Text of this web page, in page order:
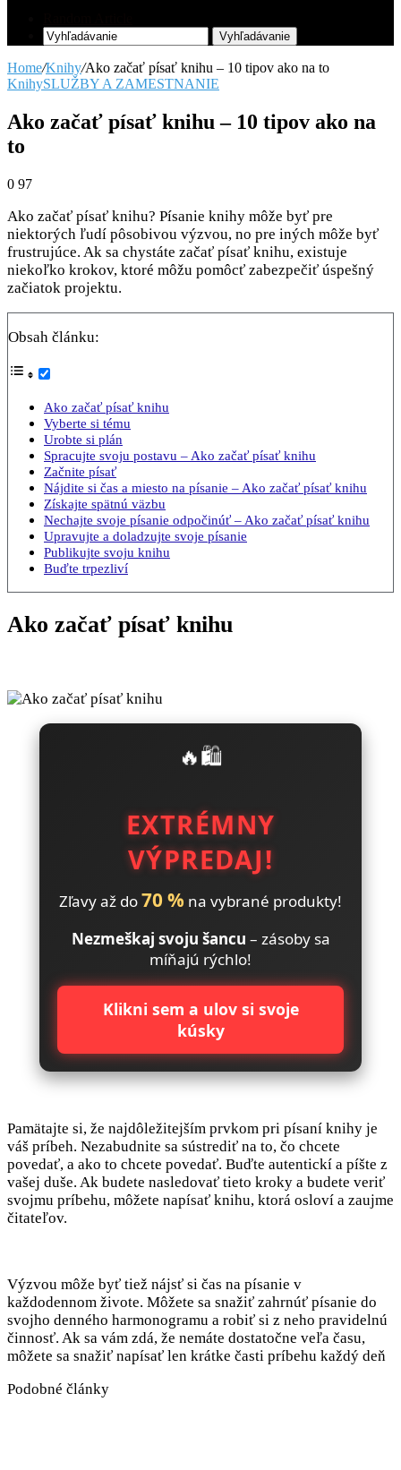
Vyhľadávanie
Home/Knihy/Ako začať písať knihu – 10 tipov ako na to
KnihySLUŽBY A ZAMESTNANIE
Ako začať písať knihu – 10 tipov ako na
to
0 97
Ako začať písať knihu? Písanie knihy môže byť pre
niektorých ľudí pôsobivou výzvou, no pre iných môže byť
frustrujúce. Ak sa chystáte začať písať knihu, existuje
niekoľko krokov, ktoré môžu pomôcť zabezpečiť úspešný
začiatok projektu.
Obsah článku:
Ako začať písať knihu
Vyberte si tému
Urobte si plán
Spracujte svoju postavu – Ako začať písať knihu
Začnite písať
Nájdite si čas a miesto na písanie – Ako začať písať knihu
Získajte spätnú väzbu
Nechajte svoje písanie odpočinúť – Ako začať písať knihu
Upravujte a doladzujte svoje písanie
Publikujte svoju knihu
Buďte trpezliví
Ako začať písať knihu
🔥🛍️
EXTRÉMNY
VÝPREDAJ!
Zľavy až do70 % na vybrané produkty!
Nezmeškaj svoju šancu – zásoby sa
míňajú rýchlo!
Klikni sem a ulov si svoje
kúsky
Pamätajte si, že najdôležitejším prvkom pri písaní knihy je
váš príbeh. Nezabudnite sa sústrediť na to, čo chcete
povedať, a ako to chcete povedať. Buďte autentickí a píšte z
vašej duše. Ak budete nasledovať tieto kroky a budete veriť
svojmu príbehu, môžete napísať knihu, ktorá osloví a zaujme
čitateľov.
Výzvou môže byť tiež nájsť si čas na písanie v
každodennom živote. Môžete sa snažiť zahrnúť písanie do
svojho denného harmonogramu a robiť si z neho pravidelnú
činnosť. Ak sa vám zdá, že nemáte dostatočne veľa času,
môžete sa snažiť napísať len krátke časti príbehu každý deň
Podobné články